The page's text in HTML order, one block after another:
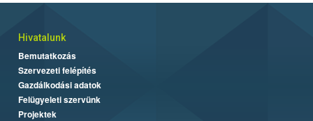
Hivatalunk
Bemutatkozás
Szervezeti felépítés
Gazdálkodási adatok
Felügyeleti szervünk
Projektek